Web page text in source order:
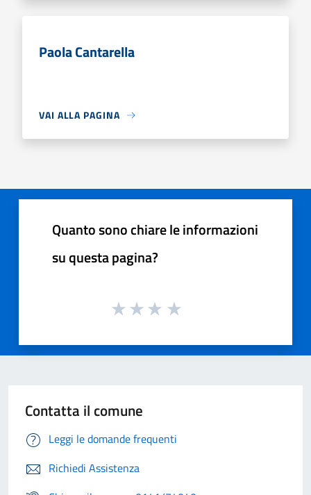
Paola Cantarella
VAI ALLA PAGINA
Quanto sono chiare le informazioni
su questa pagina?
Contatta il comune
Leggi le domande frequenti
Richiedi Assistenza